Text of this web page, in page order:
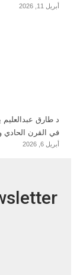
أبريل 11, 2026
د طارق
في القرن الحادي
أبريل 6, 2026